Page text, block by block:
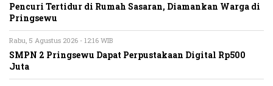
Pencuri Tertidur di Rumah Sasaran, Diamankan Warga di
Pringsewu
Rabu, 5 Agustus 2026 - 12:16 WIB
SMPN 2 Pringsewu Dapat Perpustakaan Digital Rp500
Juta